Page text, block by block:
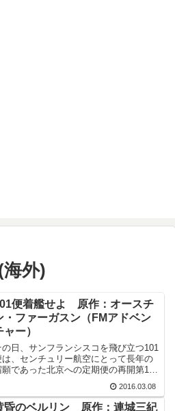
外)
便着艦せよ 原作：オースチ
・ファーガスン（FMアドベン
ャー）
の日、サンフランシスコを飛び立つ101
は、センチュリー航空にとって長年の
願であった北京への定期便の再開第1便
った。記念式典に出席するボブス副大
領を乗せているという意味でも失敗の
きないフライトである。センチュリー
2016.03.08
昏のベルリン 原作：連城三紀